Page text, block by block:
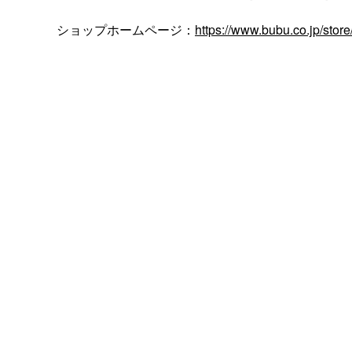
ショップホームページ： https://www.bubu.co.jp/